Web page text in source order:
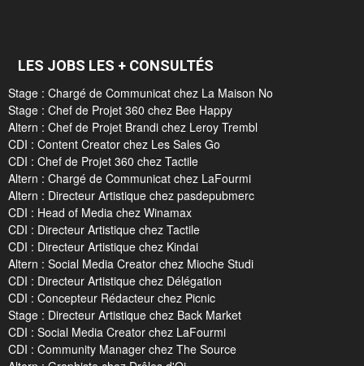
LES JOBS LES + CONSULTÉS
Stage : Chargé de Communicat chez La Maison No
Stage : Chef de Projet 360 chez Bee Happy
Altern : Chef de Projet Brandi chez Leroy Trembl
CDI : Content Creator chez Les Sales Go
CDI : Chef de Projet 360 chez Tactile
Altern : Chargé de Communicat chez LaFourmi
Altern : Directeur Artistique chez pasdepubmerc
CDI : Head of Media chez Winamax
CDI : Directeur Artistique chez Tactile
CDI : Directeur Artistique chez Kindai
Altern : Social Media Creator chez Mioche Studi
CDI : Directeur Artistique chez Délégation
CDI : Concepteur Rédacteur chez Picnic
Stage : Directeur Artistique chez Back Market
CDI : Social Media Creator chez LaFourmi
CDI : Community Manager chez The Source